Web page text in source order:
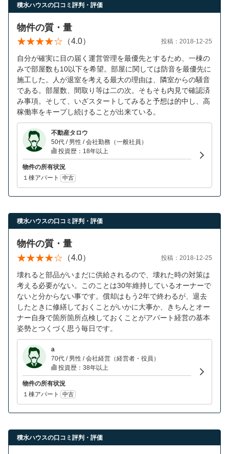
積水ハウスの口コミ評判・評価
物件の質・量
（4.0） 投稿：2018-12-25
自分が確実に目の届く運営管理を最優先とするため、一棟の
みで部屋数も10以下を希望。部屋に関しては防音を最優先に
施工した。人が退室を考える最大の理由は、隣室からの騒音
である。部屋数、間取り等は二の次。そもそも内見で確認済
み事項。そして、いざスタートしてみると予想は的中し、高
稼働率をキープし続けることが出来ている。
不動産タロウ
50代 / 男性 / 会社勤務（一般社員）
投資歴：18年以上
物件の所有状況
１棟アパート
中古
積水ハウスの口コミ評判・評価
物件の質・量
（4.0） 投稿：2018-12-25
壊れると部品がいまだに供給されるので、壊れた時の対策は
考える必要がない。このことは30年維持しているオーナーで
ないと分からない事です。償却はもう2年で終わるが、退去
したときに修繕しておくことがいかに大事か、きちんとオー
ナー自身で箇所箇所点検しておくことがアパート経営の基本
姿勢とつくづく思う毎日です。
a
70代 / 男性 / 会社経営（経営者・役員）
投資歴：38年以上
物件の所有状況
１棟アパート
中古
積水ハウスの口コミ評判・評価